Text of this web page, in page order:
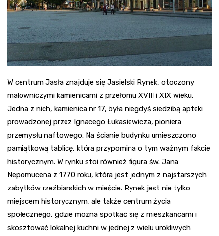
W centrum Jasła znajduje się Jasielski Rynek, otoczony
malowniczymi kamienicami z przełomu XVIII i XIX wieku.
Jedna z nich, kamienica nr 17, była niegdyś siedzibą apteki
prowadzonej przez Ignacego Łukasiewicza, pioniera
przemysłu naftowego. Na ścianie budynku umieszczono
pamiątkową tablicę, która przypomina o tym ważnym fakcie
historycznym. W rynku stoi również figura św. Jana
Nepomucena z 1770 roku, która jest jednym z najstarszych
zabytków rzeźbiarskich w mieście. Rynek jest nie tylko
miejscem historycznym, ale także centrum życia
społecznego, gdzie można spotkać się z mieszkańcami i
skosztować lokalnej kuchni w jednej z wielu urokliwych